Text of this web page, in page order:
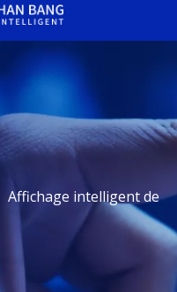
Affichage intelligent de